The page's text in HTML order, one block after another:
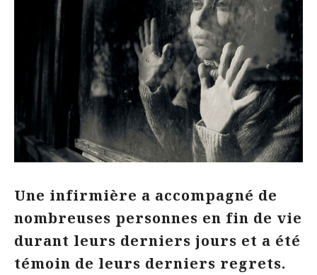
Une infirmière a accompagné de
nombreuses personnes en fin de vie
durant leurs derniers jours et a été
témoin de leurs derniers regrets.